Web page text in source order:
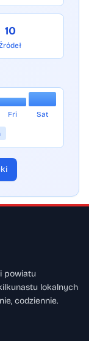
10
Fri Sat
powiatu
lokalnych
codziennie.